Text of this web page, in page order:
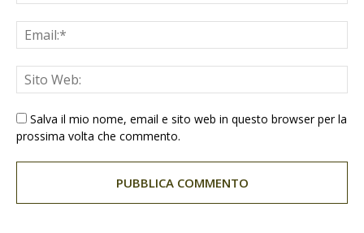
Salva il mio nome, email e sito web in questo browser per la
prossima volta che commento.